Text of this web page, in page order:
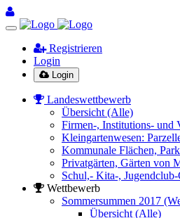
Registrieren
Login
Login
Landeswettbewerb
Übersicht (Alle)
Firmen-, Institutions- und
Kleingartenwesen:
Kommunale Flächen,
Privatgärten, Gärten von
Schul,- Kita-, Jugendclub-
Wettbewerb
Sommersummen 2017
Übersicht (Alle)